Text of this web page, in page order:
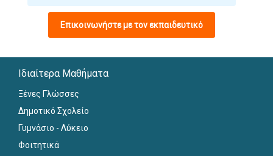
Επικοινωνήστε με τον εκπαιδευτικό
Ιδιαίτερα Μαθήματα
Ξένες Γλώσσες
Δημοτικό Σχολείο
Γυμνάσιο - Λύκειο
Φοιτητικά